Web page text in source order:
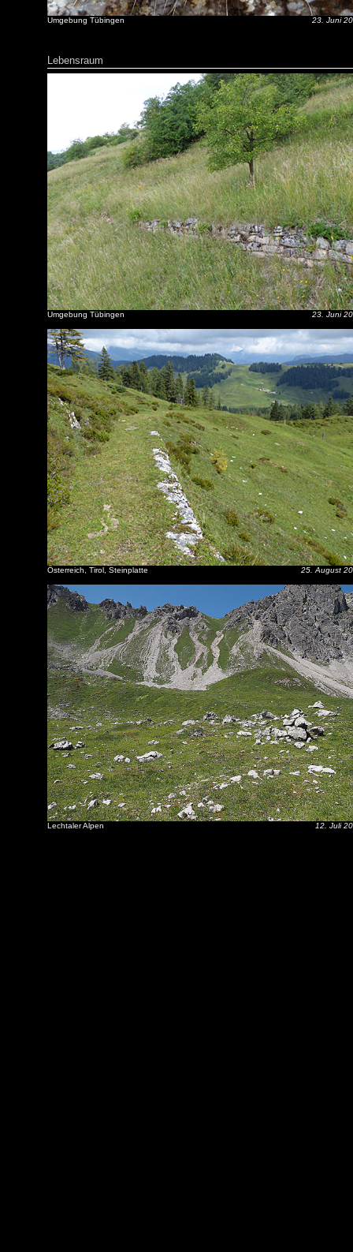
Umgebung Tübingen 23. Juni
Lebensraum
Umgebung Tübingen 23. Juni
Österreich, Tirol, Steinplatte 25. August
Lechtaler Alpen 12. Juli